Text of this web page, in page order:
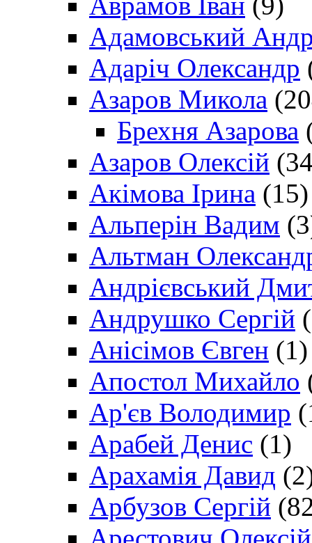
Адамовський
Адаріч Олександр
Азаров Микола
Брехня Азарова
Азаров Олексій
Акімова Ірина (15)
Альперін Вадим
Альтман
Андрієвський
Андрушко Сергій
Анісімов Євген (1)
Апостол Михайло
Ар'єв Володимир
Арабей Денис (1)
Арахамія Давид
Арбузов Сергій